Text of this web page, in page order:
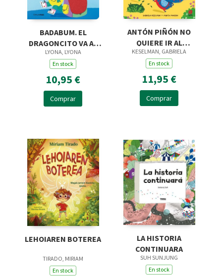
BADABUM. EL
DRAGONCITO VA AL
COLE
LYONA, LYONA
En stock
10,95 €
Comprar
ANTÓN PIÑÓN NO
QUIERE IR AL
DOCTOR
KESELMAN, GABRIELA
En stock
11,95 €
Comprar
LEHOIAREN BOTEREA
TIRADO, MIRIAM
En stock
LA HISTORIA
CONTINUARA
SUH SUNJUNG
En stock